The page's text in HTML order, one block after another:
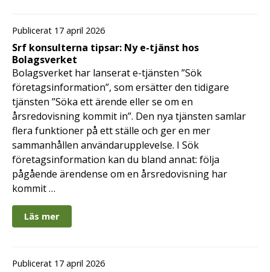
Publicerat 17 april 2026
Srf konsulterna tipsar: Ny e-tjänst hos
Bolagsverket
Bolagsverket har lanserat e-tjänsten ”Sök
företagsinformation”, som ersätter den tidigare
tjänsten ”Söka ett ärende eller se om en
årsredovisning kommit in”. Den nya tjänsten samlar
flera funktioner på ett ställe och ger en mer
sammanhållen användarupplevelse. I Sök
företagsinformation kan du bland annat: följa
pågående ärendense om en årsredovisning har
kommit …
Läs mer
Publicerat 17 april 2026